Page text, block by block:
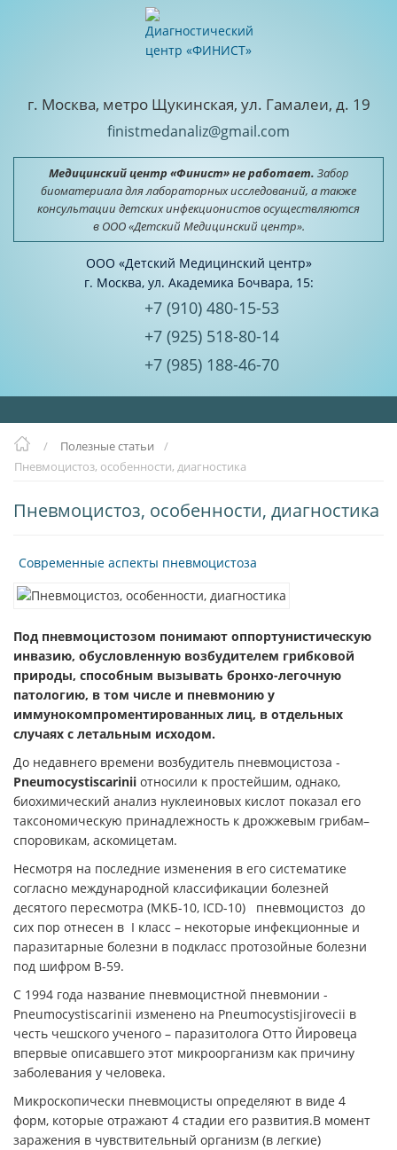
г. Москва, метро Щукинская, ул. Гамалеи, д. 19
finistmedanaliz@gmail.com
Медицинский центр «Финист» не работает. Забор
биоматериала для лабораторных исследований, а также
консультации детских инфекционистов осуществляются
в ООО «Детский Медицинский центр».
ООО «Детский Медицинский центр»
г. Москва, ул. Академика Бочвара, 15:
+7 (910) 480-15-53
+7 (925) 518-80-14
+7 (985) 188-46-70
/ Полезные статьи
/
Пневмоцистоз, особенности, диагностика
Пневмоцистоз, особенности, диагностика
Современные аспекты пневмоцистоза
Под пневмоцистозом понимают оппортунистическую
инвазию, обусловленную возбудителем грибковой
природы, способным вызывать бронхо-легочную
патологию, в том числе и пневмонию у
иммунокомпроментированных лиц, в отдельных
случаях с летальным исходом.
До недавнего времени возбудитель пневмоцистоза -
Pneumocystiscarinii относили к простейшим, однако,
биохимический анализ нуклеиновых кислот показал его
таксономическую принадлежность к дрожжевым грибам–
споровикам, аскомицетам.
Несмотря на последние изменения в его систематике
согласно международной классификации болезней
десятого пересмотра (МКБ-10, ICD-10) пневмоцистоз до
сих пор отнесен в I класс – некоторые инфекционные и
паразитарные болезни в подкласс протозойные болезни
под шифром В-59.
С 1994 года название пневмоцистной пневмонии -
Pneumocystiscarinii изменено на Pneumocystisjirovecii в
честь чешского ученого – паразитолога Отто Йировеца
впервые описавшего этот микроорганизм как причину
заболевания у человека.
Микроскопически пневмоцисты определяют в виде 4
форм, которые отражают 4 стадии его развития.В момент
заражения в чувствительный организм (в легкие)